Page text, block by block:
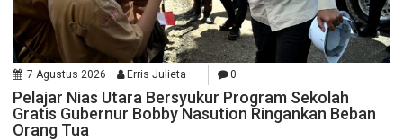
7 Agustus 2026 Erris Julieta 0
Pelajar Nias Utara Bersyukur Program Sekolah
Gratis Gubernur Bobby Nasution Ringankan Beban
Orang Tua